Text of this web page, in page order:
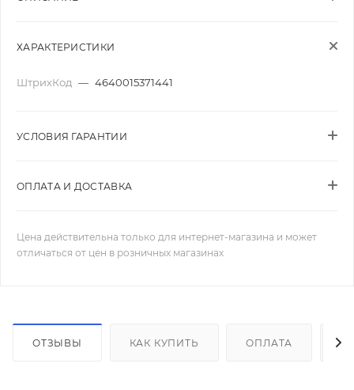
ХАРАКТЕРИСТИКИ
ШтрихКод — 4640015371441
УСЛОВИЯ ГАРАНТИИ
ОПЛАТА И ДОСТАВКА
Цена действительна только для интернет-магазина и может
отличаться от цен в розничных магазинах
ОТЗЫВЫ КАК КУПИТЬ ОПЛАТА